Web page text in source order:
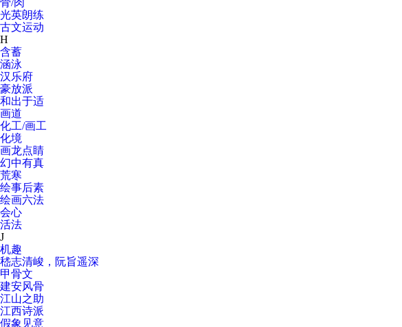
骨/肉
光英朗练
古文运动
H
含蓄
涵泳
汉乐府
豪放派
和出于适
画道
化工/画工
化境
画龙点睛
幻中有真
荒寒
绘事后素
绘画六法
会心
活法
J
机趣
嵇志清峻，阮旨遥深
甲骨文
建安风骨
江山之助
江西诗派
假象见意